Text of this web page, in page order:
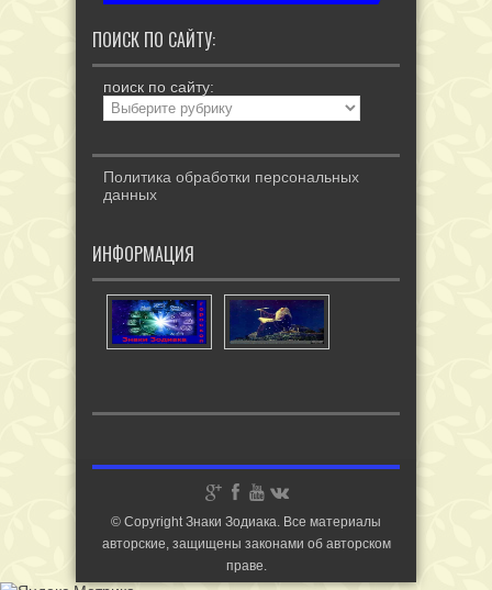
ПОИСК ПО САЙТУ:
поиск по сайту:
Политика обработки персональных
данных
ИНФОРМАЦИЯ
© Copyright Знаки Зодиака. Все материалы
авторские, защищены законами об авторском
праве.